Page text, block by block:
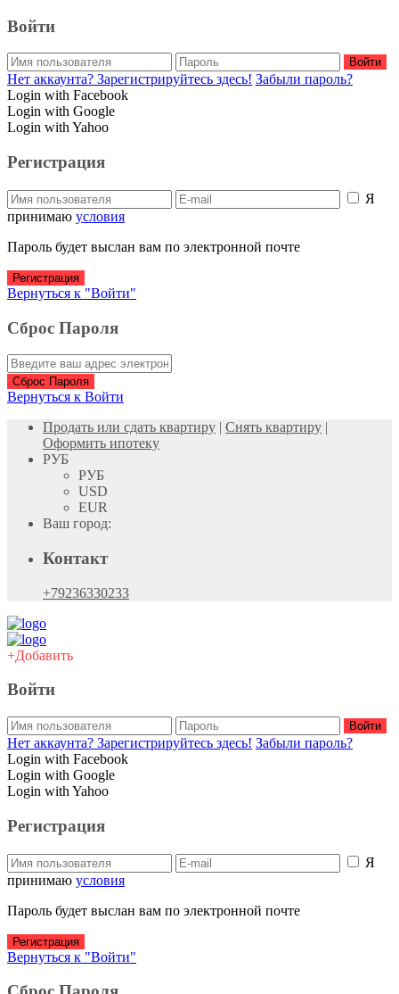
Войти
Войти
Нет аккаунта? Зарегистрируйтесь здесь! Забыли пароль?
Login with Facebook
Login with Google
Login with Yahoo
Регистрация
Я
принимаю условия
Пароль будет выслан вам по электронной почте
Регистрация
Вернуться к "Войти"
Сброс Пароля
Сброс Пароля
Вернуться к Войти
Продать или сдать квартиру | Снять квартиру |
Оформить ипотеку
РУБ
РУБ
USD
EUR
Ваш город:
Контакт
+79236330233
+Добавить
Войти
Войти
Нет аккаунта? Зарегистрируйтесь здесь! Забыли пароль?
Login with Facebook
Login with Google
Login with Yahoo
Регистрация
Я
принимаю условия
Пароль будет выслан вам по электронной почте
Регистрация
Вернуться к "Войти"